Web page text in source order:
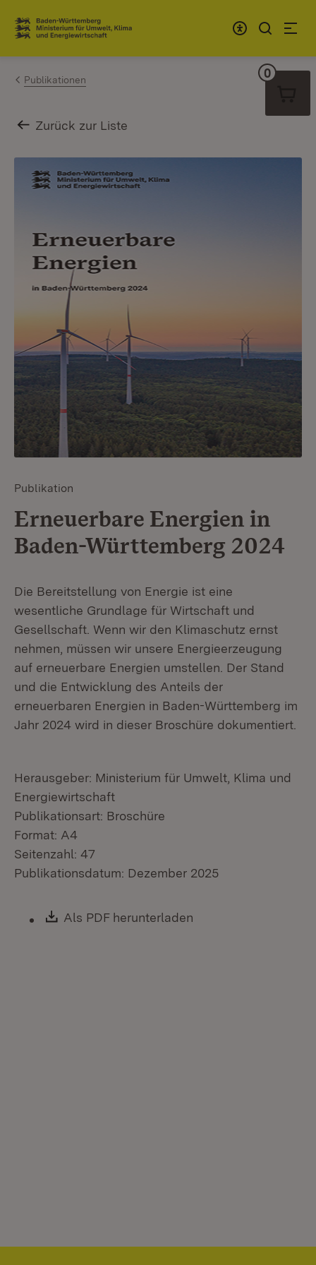
Zum Inhalt springen
Link zur Startseite
Publikationen
Zurück zur Liste
Publikation
Erneuerbare Energien in
Baden-Württemberg 2024
Die Bereitstellung von Energie ist eine
wesentliche Grundlage für Wirtschaft und
Gesellschaft. Wenn wir den Klimaschutz ernst
nehmen, müssen wir unsere Energieerzeugung
auf erneuerbare Energien umstellen. Der Stand
und die Entwicklung des Anteils der
erneuerbaren Energien in Baden-Württemberg im
Jahr 2024 wird in dieser Broschüre dokumentiert.
Herausgeber: Ministerium für Umwelt, Klima und
Energiewirtschaft
Publikationsart: Broschüre
Format: A4
Seitenzahl: 47
Publikationsdatum: Dezember 2025
Download:
Als PDF herunterladen
0